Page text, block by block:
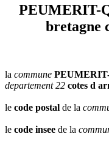
departement
H
K L M
N
O
P Q R S T
U
V
W X Y Z
PEUMERIT-
bretagne
la commune
departement 22 cotes d
le code postal de la
le code insee de la